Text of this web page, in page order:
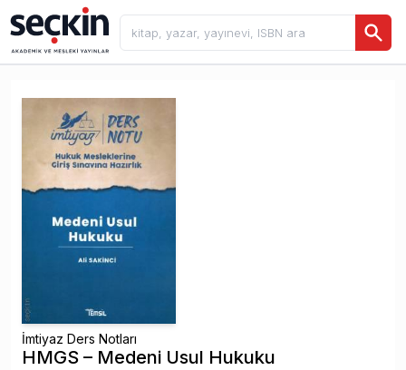
İmtiyaz Ders Notları
HMGS – Medeni Usul Hukuku